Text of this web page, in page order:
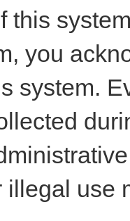
this
you
system.
illegal use